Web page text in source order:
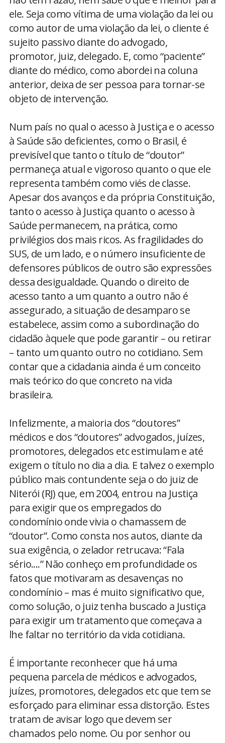
ele. Seja como vítima de uma violação da lei ou
como autor de uma violação da lei, o cliente é
sujeito passivo diante do advogado,
promotor, juiz, delegado. E, como “paciente”
diante do médico, como abordei na coluna
anterior, deixa de ser pessoa para tornar-se
objeto de intervenção.
Num país no qual o acesso à Justiça e o acesso
à Saúde são deficientes, como o Brasil, é
previsível que tanto o título de “doutor”
permaneça atual e vigoroso quanto o que ele
representa também como viés de classe.
Apesar dos avanços e da própria Constituição,
tanto o acesso à Justiça quanto o acesso à
Saúde permanecem, na prática, como
privilégios dos mais ricos. As fragilidades do
SUS, de um lado, e o número insuficiente de
defensores públicos de outro são expressões
dessa desigualdade. Quando o direito de
acesso tanto a um quanto a outro não é
assegurado, a situação de desamparo se
estabelece, assim como a subordinação do
cidadão àquele que pode garantir – ou retirar
– tanto um quanto outro no cotidiano. Sem
contar que a cidadania ainda é um conceito
mais teórico do que concreto na vida
brasileira.
Infelizmente, a maioria dos “doutores”
médicos e dos “doutores” advogados, juízes,
promotores, delegados etc estimulam e até
exigem o título no dia a dia. E talvez o exemplo
público mais contundente seja o do juiz de
Niterói (RJ) que, em 2004, entrou na Justiça
para exigir que os empregados do
condomínio onde vivia o chamassem de
“doutor”. Como consta nos autos, diante da
sua exigência, o zelador retrucava: “Fala
sério....” Não conheço em profundidade os
fatos que motivaram as desavenças no
condomínio – mas é muito significativo que,
como solução, o juiz tenha buscado a Justiça
para exigir um tratamento que começava a
lhe faltar no território da vida cotidiana.
É importante reconhecer que há uma
pequena parcela de médicos e advogados,
juízes, promotores, delegados etc que tem se
esforçado para eliminar essa distorção. Estes
tratam de avisar logo que devem ser
chamados pelo nome. Ou por senhor ou